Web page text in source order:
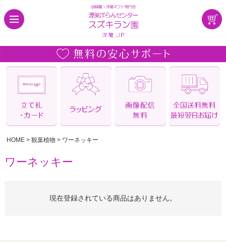
HOME 観葉植物 ワーネッキー
ワーネッキー
現在登録されている商品はありません。